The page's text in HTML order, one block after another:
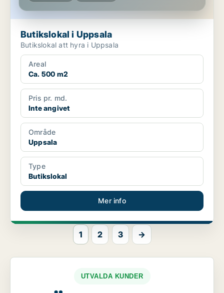
Butikslokal i Uppsala
Butikslokal att hyra i Uppsala
Areal
Ca. 500 m2
Pris pr. md.
Inte angivet
Område
Uppsala
Type
Butikslokal
Mer info
1 2 3 →
UTVALDA KUNDER